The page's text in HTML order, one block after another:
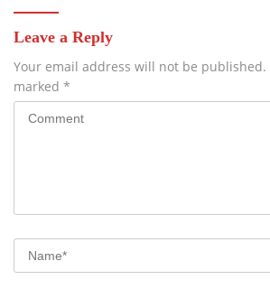
Leave a Reply
Your email address will not be published.
marked *